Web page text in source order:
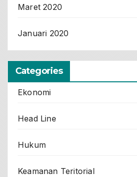
Maret 2020
Januari 2020
Categories
Ekonomi
Head Line
Hukum
Keamanan Teritorial